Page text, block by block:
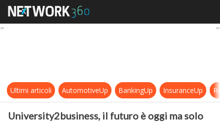
University2business, il futuro è
Ultimi articoli AutomotiveUp BankingUp InsuranceUp
University2business, il futuro è oggi ma solo